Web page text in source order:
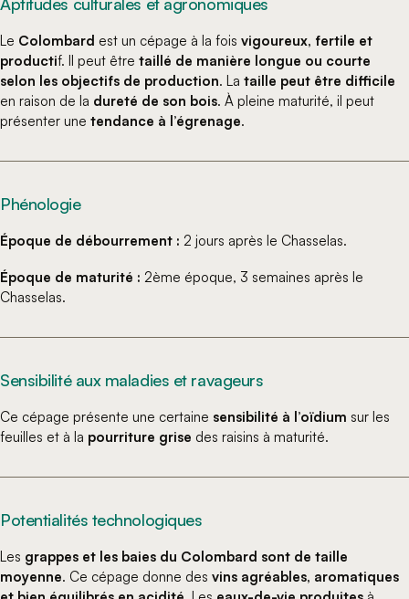
Le Colombard est un cépage à la fois vigoureux, fertile et
productif. Il peut être taillé de manière longue ou courte
selon les objectifs de production. La taille peut être difficile
en raison de la dureté de son bois. À pleine maturité, il peut
présenter une tendance à l’égrenage.
Phénologie
Époque de débourrement : 2 jours après le Chasselas.
Époque de maturité : 2ème époque, 3 semaines après le
Chasselas.
Sensibilité aux maladies et ravageurs
Ce cépage présente une certaine sensibilité à l’oïdium sur les
feuilles et à la pourriture grise des raisins à maturité.
Potentialités technologiques
Les grappes et les baies du Colombard sont de taille
moyenne. Ce cépage donne des vins agréables, aromatiques